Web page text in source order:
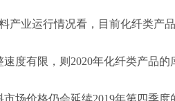
产业运行情况看，目前化纤类产
度有限，则2020年化纤类产品
场价格仍会延续2019年第四季度